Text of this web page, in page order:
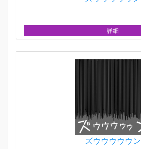
詳細
ズウウウウウン